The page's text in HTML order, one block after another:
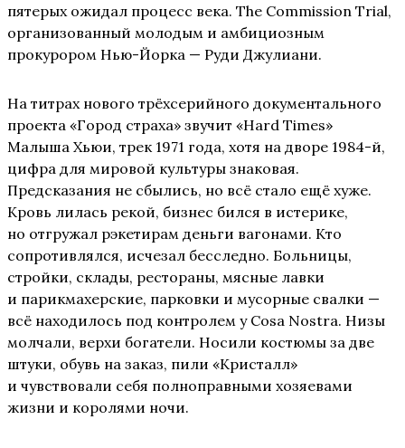
пятерых ожидал процесс века. The Commission Trial,
организованный молодым и амбициозным
прокурором Нью-Йорка — Руди Джулиани.
На титрах нового трёхсерийного документального
проекта «Город страха» звучит «Hard Times»
Малыша Хьюи, трек 1971 года, хотя на дворе 1984-й,
цифра для мировой культуры знаковая.
Предсказания не сбылись, но всё стало ещё хуже.
Кровь лилась рекой, бизнес бился в истерике,
но отгружал рэкетирам деньги вагонами. Кто
сопротивлялся, исчезал бесследно. Больницы,
стройки, склады, рестораны, мясные лавки
и парикмахерские, парковки и мусорные свалки —
всё находилось под контролем у Cosa Nostra. Низы
молчали, верхи богатели. Носили костюмы за две
штуки, обувь на заказ, пили «Кристалл»
и чувствовали себя полноправными хозяевами
жизни и королями ночи.